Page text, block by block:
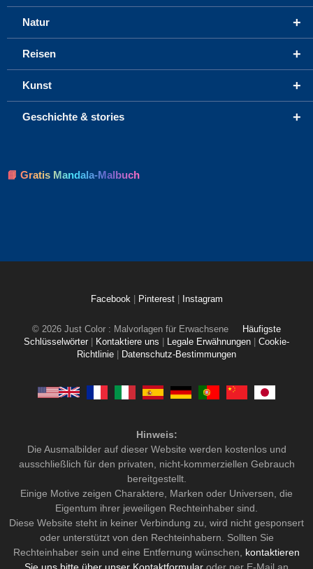
+
Natur
+
Reisen
+
Kunst
+
Geschichte & stories
📘 Gratis Mandala-Malbuch
Facebook Pinterest Instagram
© 2026 Just Color : Malvorlagen für Erwachsene
Häufigste
Schlüsselwörter
Kontaktiere uns Legale Erwähnungen
Cookie-
Richtlinie
Datenschutz-Bestimmungen
Hinweis:
Die Ausmalbilder auf dieser Website werden kostenlos und
ausschließlich für den privaten, nicht-kommerziellen Gebrauch
bereitgestellt.
Einige Motive zeigen Charaktere, Marken oder Universen, die
Eigentum ihrer jeweiligen Rechteinhaber sind.
Diese Website steht in keiner Verbindung zu, wird nicht gesponsert
oder unterstützt von den Rechteinhabern. Sollten Sie
Rechteinhaber sein und eine Entfernung wünschen, kontaktieren